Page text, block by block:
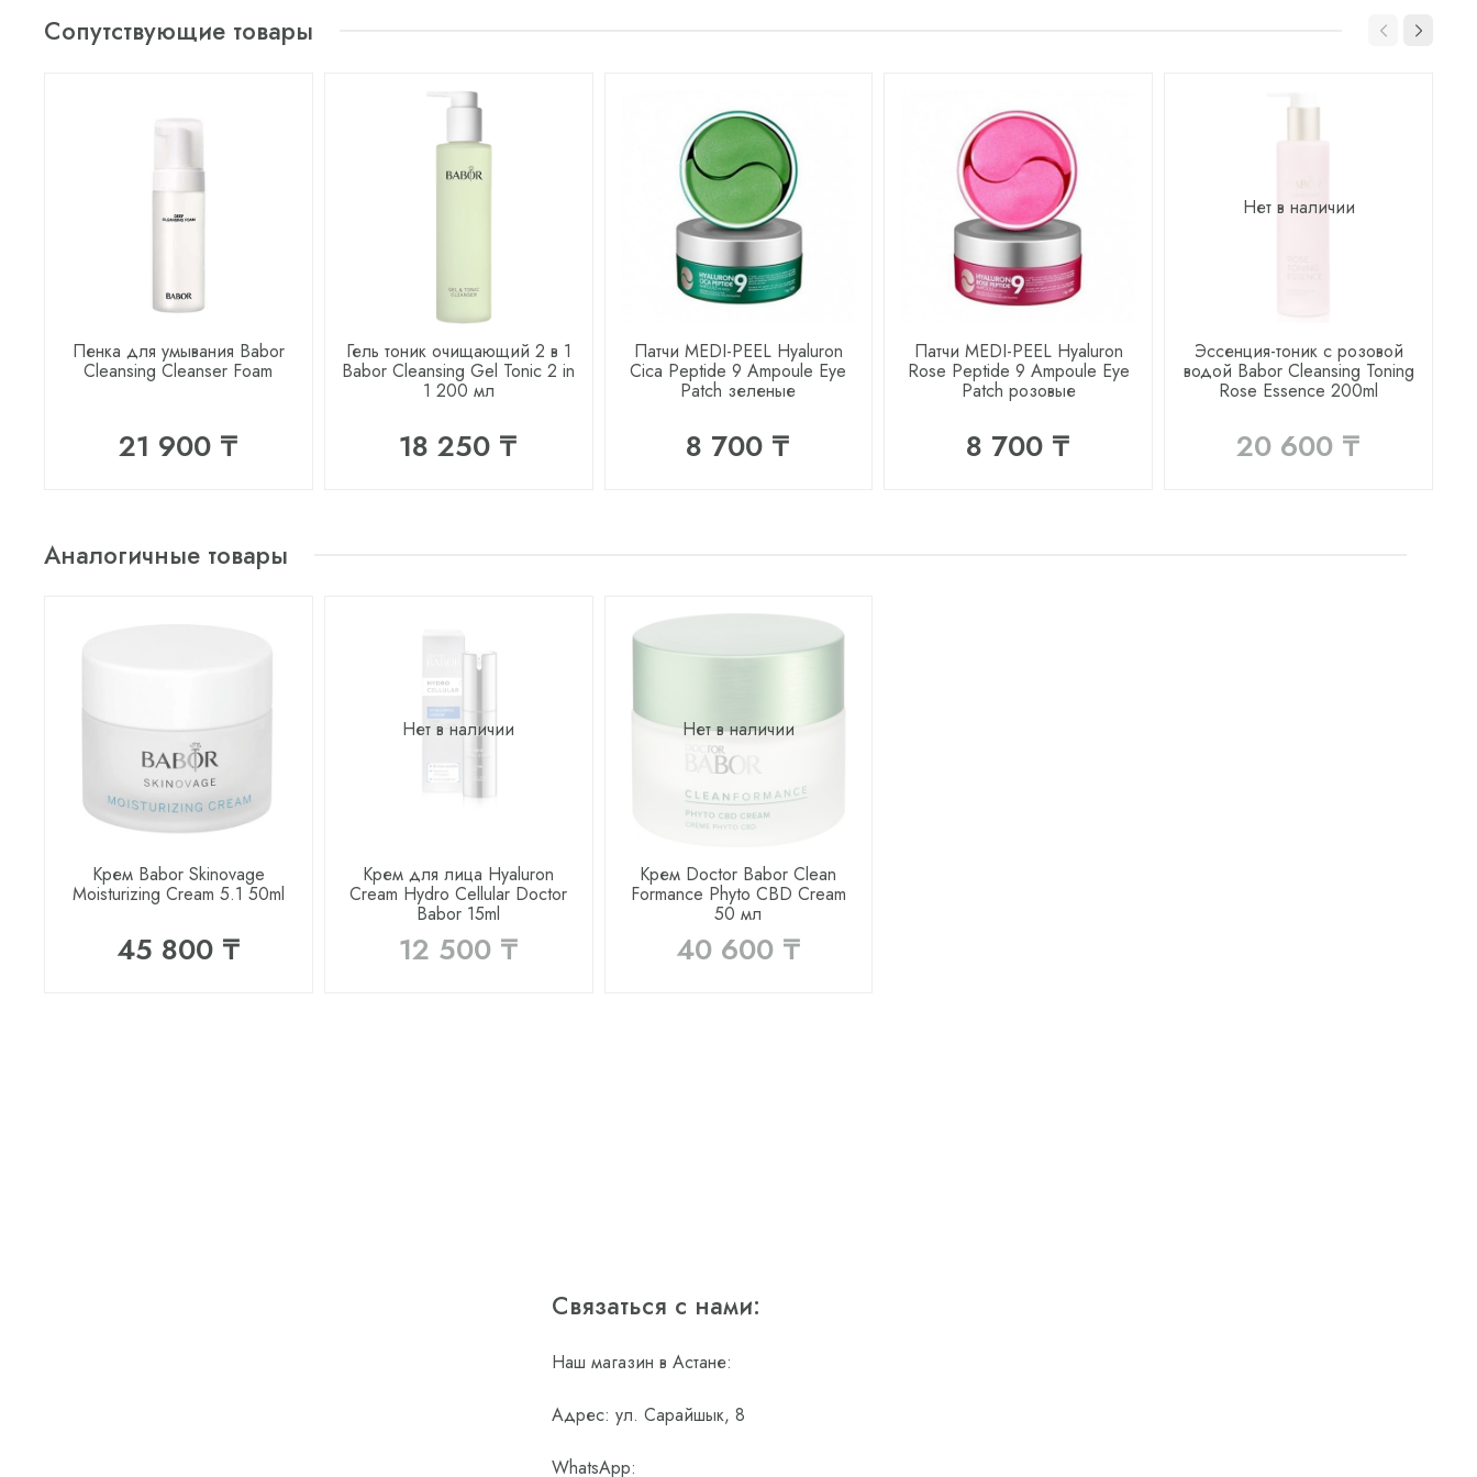
Сопутствующие товары
Пенка для умывания Babor
Cleansing Cleanser Foam
21 900 ₸
Гель тоник очищающий 2 в 1
Babor Cleansing Gel Tonic 2 in
1 200 мл
18 250 ₸
Патчи MEDI-PEEL Hyaluron
Cica Peptide 9 Ampoule Eye
Patch зеленые
8 700 ₸
Патчи MEDI-PEEL Hyaluron
Rose Peptide 9 Ampoule Eye
Patch розовые
8 700 ₸
Нет в наличии
Эссенция-тоник с розовой
водой Babor Cleansing Toning
Rose Essence 200ml
20 600 ₸
Аналогичные товары
Крем Babor Skinovage
Moisturizing Cream 5.1 50ml
45 800 ₸
Нет в наличии
Крем для лица Hyaluron
Cream Hydro Cellular Doctor
Babor 15ml
12 500 ₸
Нет в наличии
Крем Doctor Babor Clean
Formance Phyto CBD Cream
50 мл
40 600 ₸
Связаться с нами:
Наш магазин в Астане:
Адрес: ул. Сарайшык, 8
WhatsApp: